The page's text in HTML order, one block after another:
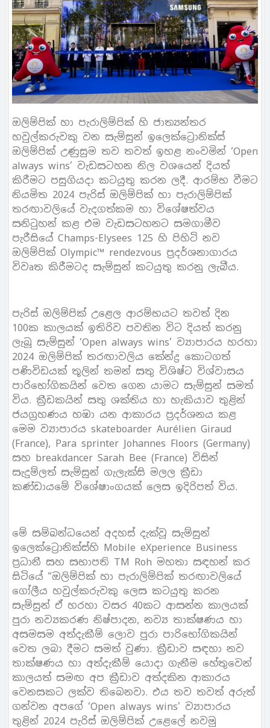
ඔලිම්පික් හා පැරාලිම්පික් හි ජාත්‍යන්තර
හවුල්කරුවකු වන සැම්සුන් ඉලෙක්ට්‍රොනික්ස්
ඔලිම්පික් උණුසුම තව තවත් ඉහළ නංවමින් ‘Open
always wins’ වැඩසටහන නිල වශයෙන් දියත්
කිරීමට පසුගියදා කටයුතු කරන ලදී. ආරම්භ වීමට
නියමිත 2024 පැරිස් ඔලිම්පික් හා පැරාලිම්පික්
තරඟාවලියේ වැදගත්කම හා විශේෂත්වය
සනිටුහන් කළ එම වැඩසටහනට සමගාමීව
පැරීසියේ Champs-Elysees 125 හි පිහිටි නව
ඔලිම්පික් Olympic™️ rendezvous ප්‍රදර්ශනාගාරය
විවෘත කිරීමටද සැම්සුන් කටයුතු කරනු ලැබීය.
පැරිස් ඔලිම්පික් උළෙල ආරම්භයට තවත් දින
100ක කාලයක් ඉතිරිව පවතින විට දියත් කරනු
ලැබූ සැම්සුන් ‘Open always wins’ ව්‍යාපාරය හරහා
2024 ඔලිම්පික් තරඟාවලිය කේන්ද්‍ර කොටගත්
පණිවිඩයක් තූලින් තමන් සතු විශිෂ්ට විශ්වාසය
පාරිභෝගිකයින් වෙත ගෙන යාමට සැම්සුන් සමත්
විය. ක්‍රීඩකයින් සතු ශක්තිය හා හැකියාව තුළින්
ජයග්‍රහණය හඹා යන ආකාරය ප්‍රදර්ශනය කළ
මෙම ව්‍යාපාරය skateboarder Aurélien Giraud
(France), Para sprinter Johannes Floors (Germany)
සහ breakdancer Sarah Bee (France) විසින්
සැදුම්ලත් සැම්සුන් ගැලැක්සි මලල ක්‍රීඩා
කණ්ඩායමේ විශේෂාංගයක් ලෙස ඉදිරිපත් විය.
මේ සම්බන්ධයෙන් අදහස් දැක්වූ සැම්සුන්
ඉලෙක්ට්‍රොනික්ස්හි Mobile eXperience Business
ප්‍රධානී සහ සභාපති TM Roh මහතා සඳහන් කර
සිටියේ “ඔලිම්පික් හා පැරාලිම්පික් තරඟාවලියේ
ගෝලීය හවුල්කරුවකු ලෙස කටයුතු කරන
සැම්සුන් ඒ හරහා වසර 40කට ආසන්න කාලයක්
පුරා නව්‍යකරණ නිෂ්පාදන, නව්‍ය තාක්ෂණය හා
අසමසම අත්දැකීම් ලොව පුරා පාරිභෝගිකයින්
වෙත ලබා දීමට සමත් වුණා. ක්‍රීඩාව සඳහා නව
තාක්ෂණය හා අත්දැකීම් යොදා ගැනීම හේතුවෙන්
කාලයත් සමඟ අප ක්‍රීඩාව අත්දකින ආකාරය
වෙනසකට ලක්ව තිබෙනවා. එය තව තවත් අරුත්
ගන්වන අපගේ ‘Open always wins’ ව්‍යාපාරය
තුළින් 2024 පැරිස් ඔලිම්පික් උළෙලේ නවමු